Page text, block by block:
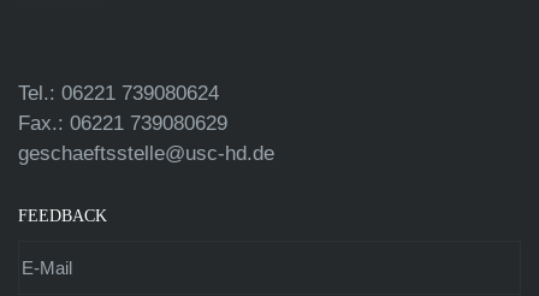
Tel.: 06221 739080624
Fax.: 06221 739080629
geschaeftsstelle@usc-hd.de
FEEDBACK